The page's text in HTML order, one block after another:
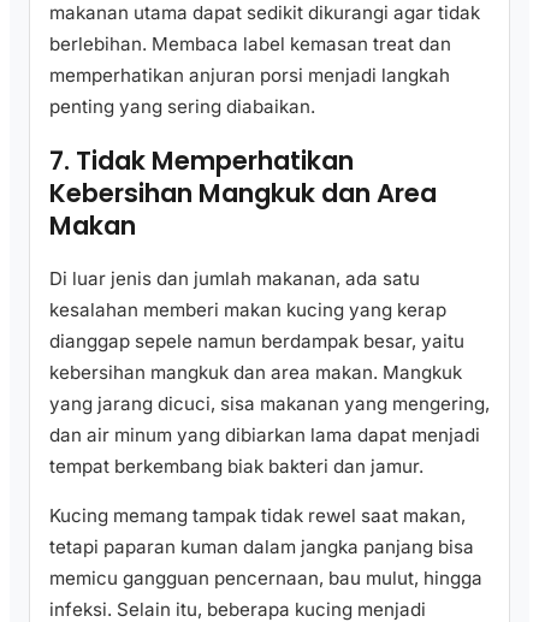
makanan utama dapat sedikit dikurangi agar tidak
berlebihan. Membaca label kemasan treat dan
memperhatikan anjuran porsi menjadi langkah
penting yang sering diabaikan.
7. Tidak Memperhatikan
Kebersihan Mangkuk dan Area
Makan
Di luar jenis dan jumlah makanan, ada satu
kesalahan memberi makan kucing yang kerap
dianggap sepele namun berdampak besar, yaitu
kebersihan mangkuk dan area makan. Mangkuk
yang jarang dicuci, sisa makanan yang mengering,
dan air minum yang dibiarkan lama dapat menjadi
tempat berkembang biak bakteri dan jamur.
Kucing memang tampak tidak rewel saat makan,
tetapi paparan kuman dalam jangka panjang bisa
memicu gangguan pencernaan, bau mulut, hingga
infeksi. Selain itu, beberapa kucing menjadi